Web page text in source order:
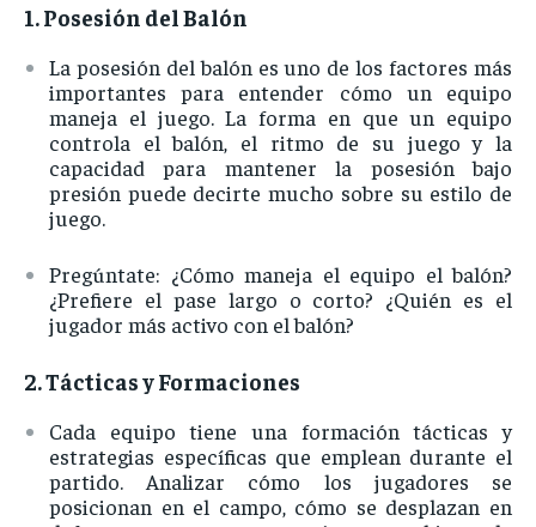
1.Posesión delBalón
La posesión delbalón esuno delos factoresmás
importantespara entender cómo un equipo
maneja el juego.La forma en queun equipo
controla elbalón, el ritmo de su juegoyla
capacidadpara mantenerla posesiónbajo
presión puede decirtemucho sobre su estilo de
juego.
Pregúntate: ¿Cómo maneja el equipo elbalón?
¿Prefiere el pase largo o corto? ¿Quién es el
jugador más activo con elbalón?
2.TácticasyFormaciones
Cada equipotieneuna formacióntácticasy
estrategias específicas que emplean durante el
partido. Analizar cómo los jugadores se
posicionan en el campo, cómo se desplazan en